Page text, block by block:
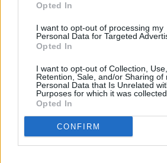
Opted In
I want to opt-out of processing my
Personal Data for Targeted
Opted In
I want to opt-out of Collection, Use,
Retention, Sale, and/or Sharing of
Personal Data that Is Unrelated
Purposes for which it was collected.
Opted In
CONFIRM
una tarjeta magnética maestra
con la que accedería a las
habitaciones
Escribir un comentario
29 Julio 2023 - 06:41
Escrito por Redaccion
Una mujer, herida, tras el